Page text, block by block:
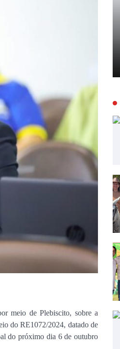
meio de Plebiscito, sobre a
do RE1072/2024, datado de
do próximo dia 6 de outubro
em grande
no Cohafuma